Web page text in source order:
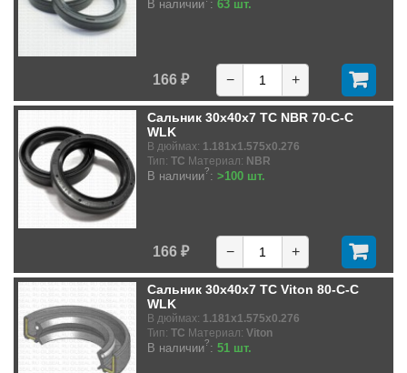
В наличии : 63 шт.
166 ₽ − +
Сальник 30x40x7 TC NBR 70-C-C
WLK
В дюймах: 1.181x1.575x0.276
Тип: TC Материал: NBR
В наличии?: >100 шт.
166 ₽ − +
Сальник 30x40x7 TC Viton 80-C-C
WLK
В дюймах: 1.181x1.575x0.276
Тип: TC Материал: Viton
В наличии?: 51 шт.